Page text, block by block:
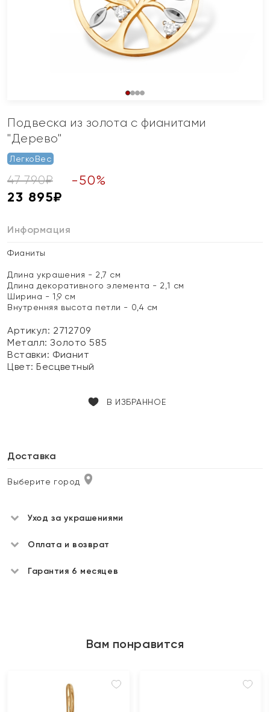
Подвеска из золота с фианитами
"Дерево"
ЛегкоВес
47 790₽ -50%
23 895₽
Информация
Фианиты
Длина украшения - 2,7 см
Длина декоративного элемента - 2,1 см
Ширина - 1,9 см
Внутренняя высота петли - 0,4 см
Артикул: 2712709
Металл:Золото 585
Вставки: Фианит
Цвет:Бесцветный
В ИЗБРАННОЕ
Доставка
Выберите город
Уход за украшениями
Оплата и возврат
Гарантия 6 месяцев
Вам понравится